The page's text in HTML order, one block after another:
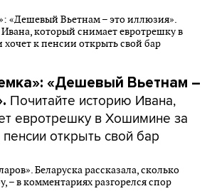
«Дешевый Вьетнам –
Почитайте историю Ивана,
евротрешку в Хошимине за
открыть свой бар